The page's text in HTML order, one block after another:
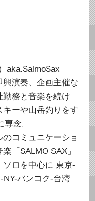
aka.SalmoSax
演奏、企画主催な
勤務と音楽を続け
キーや山岳釣りをす
念。
コミュニケーショ
「SALMO SAX」
ソロを中心に 東京-
NY-バンコク-台湾